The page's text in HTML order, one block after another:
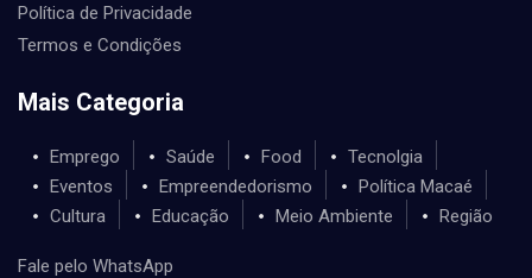
Política de Privacidade
Termos e Condições
Mais Categoria
Emprego Saúde Food
Tecnolgia
Eventos
Empreendedorismo
Política Macaé
Cultura
Educação Meio Ambiente Região
Fale pelo WhatsApp